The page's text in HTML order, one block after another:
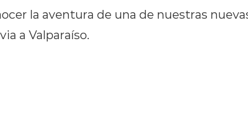
la aventura de una de nuestras
a Valparaíso.